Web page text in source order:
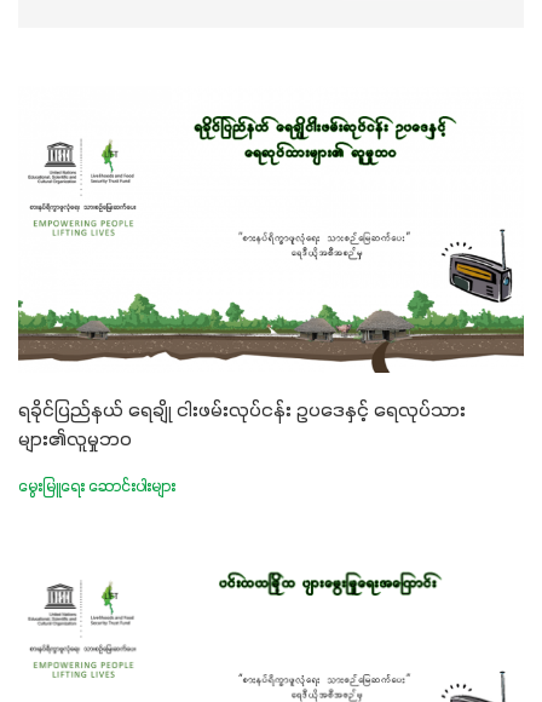
ရခိုင်ပြည်နယ် ရေချို ငါးဖမ်းလုပ်ငန်း ဥပဒေနှင့် ရေလုပ်သား
များ၏လူမှုဘဝ
မွေးမြူရေး ဆောင်းပါးများ